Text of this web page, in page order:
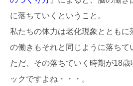
に落ちていくということ。
私たちの体力は老化現象とともに
の働きもそれと同じように落ちて
ただ、その落ちていく時期が18歳
ックですよね・・・。